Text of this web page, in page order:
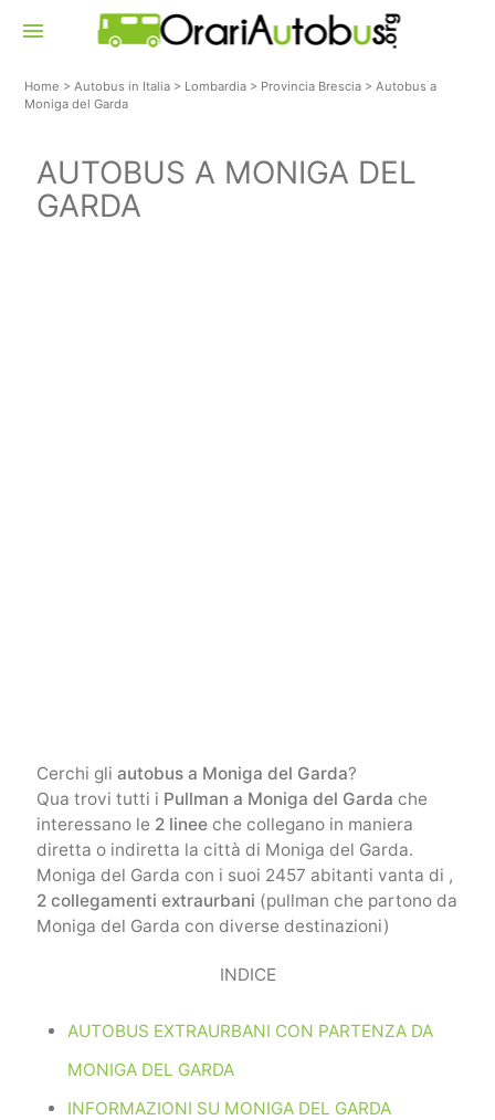
menu
Home >Autobus in Italia > Lombardia > Provincia Brescia >Autobus a
Moniga del Garda
AUTOBUS A MONIGA DEL
GARDA
Cerchi gli autobus a Moniga del Garda?
Qua trovi tutti i Pullman a Moniga del Garda che
interessano le 2 lineeche collegano in maniera
diretta o indiretta la città di Moniga del Garda.
Moniga del Garda con i suoi 2457 abitanti vanta di ,
2 collegamenti extraurbani (pullman che partono da
Moniga del Garda con diverse destinazioni)
INDICE
AUTOBUS EXTRAURBANI CON PARTENZA DA
MONIGA DEL GARDA
INFORMAZIONI SU MONIGA DEL GARDA